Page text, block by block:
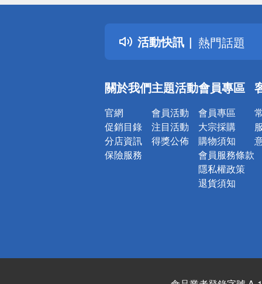
活動快訊
詐騙網頁！
得獎公告
熱門話題
銀行優惠
詐騙網頁！
關於我們
官網
促銷目錄
分店資訊
保險服務
主題活動
會員活動
注目活動
得獎公佈
會員專區
會員專區
大宗採購
購物須知
會員服務條款
隱私權政策
退貨須知